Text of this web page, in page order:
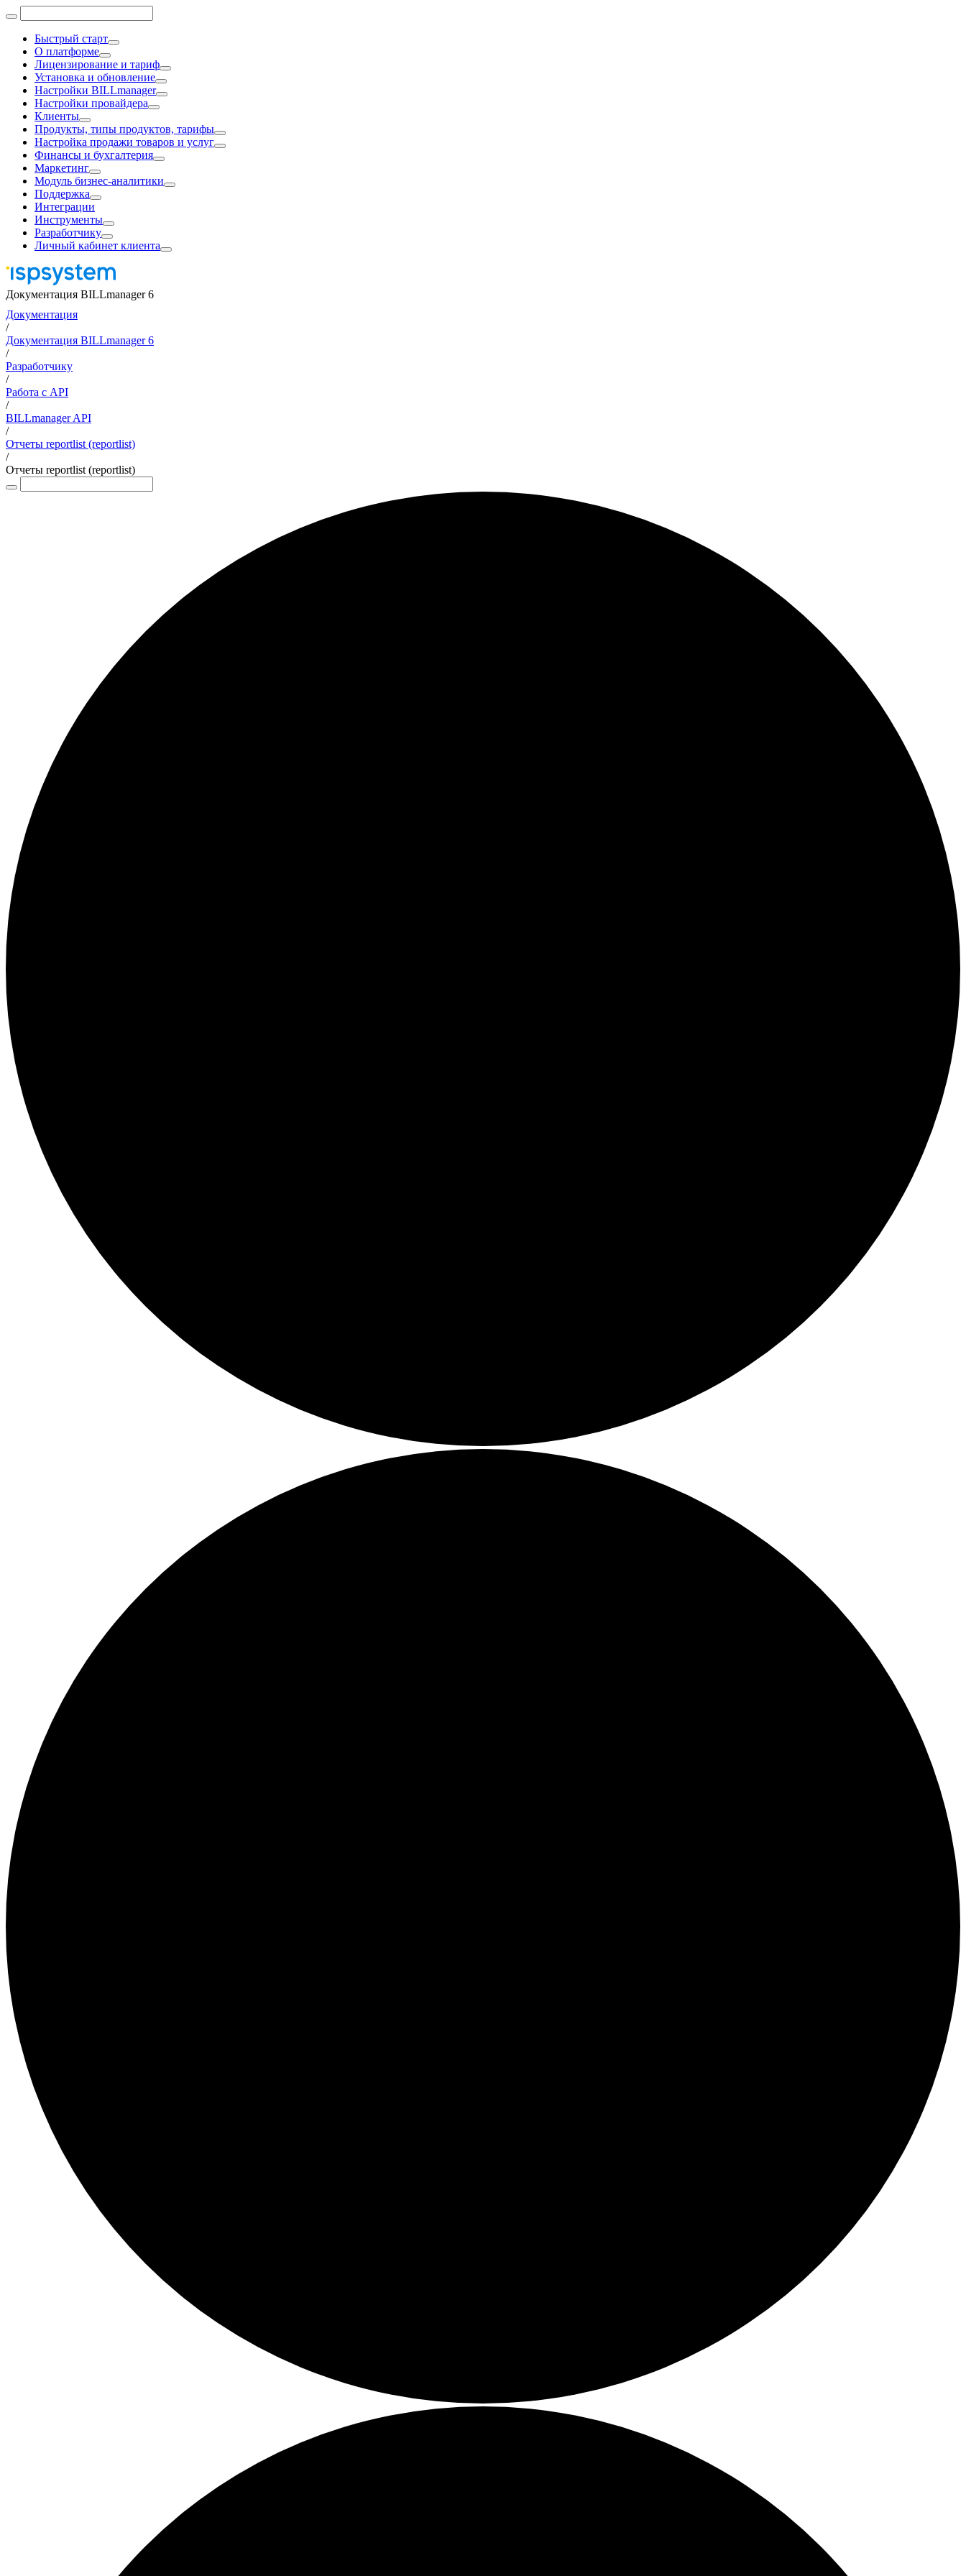
Быстрый старт
О платформе
Лицензирование и тариф
Установка и обновление
Настройки BILLmanager
Настройки провайдера
Клиенты
Продукты, типы продуктов, тарифы
Настройка продажи товаров и услуг
Финансы и бухгалтерия
Маркетинг
Модуль бизнес-аналитики
Поддержка
Интеграции
Инструменты
Разработчику
Личный кабинет клиента
Документация BILLmanager 6
Документация
/
Документация BILLmanager 6
/
Разработчику
/
Работа с API
/
BILLmanager API
/
Отчеты reportlist (reportlist)
/
Отчеты reportlist (reportlist)